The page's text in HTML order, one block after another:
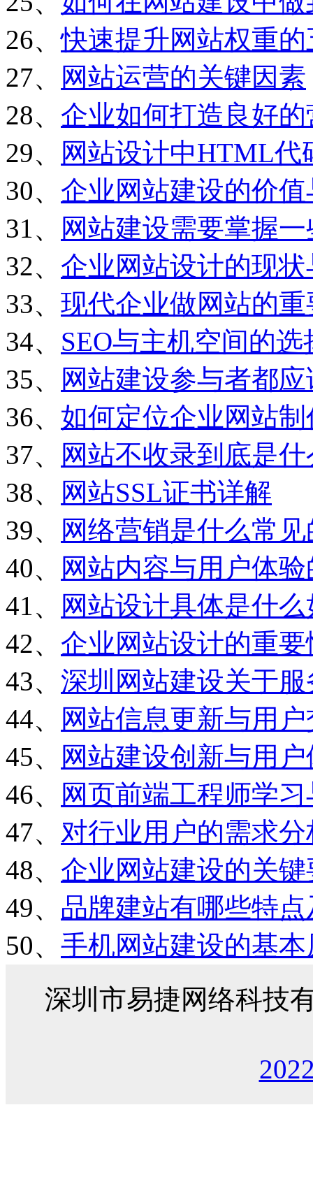
26、快速提升网站权重
27、
网站运营的关键因素
28、 企业如何打造良好
29、
网站设计中HTML代
30、 企业网站建设的价
31、
网站建设需要掌握
32、 企业网站设计的现
33、 现代企业做网站的重
34、 SEO与主机空间的选
35、
网站建设参与者都
36、 如何定位企业网站
37、
网站不收录到底是
38、
网站SSL证书详解
39、
网络营销是什么常
40、
网站内容与用户体
41、
网站设计具体是什
42、 企业网站设计的重要
43、 深圳网站建设关于
44、
网站信息更新与用
45、
网站建设创新与用
46、
网页前端工程师学
47、 对行业用户的需求
48、 企业网站建设的关
49、 品牌建站有哪些特
50、 手机网站建设的基本
深圳市易捷网络科